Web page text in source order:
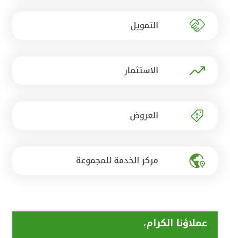
مصر
التمويل
الاستثمار
العروض
مركز الخدمة للمجموعة
عملاؤنا الكرام،